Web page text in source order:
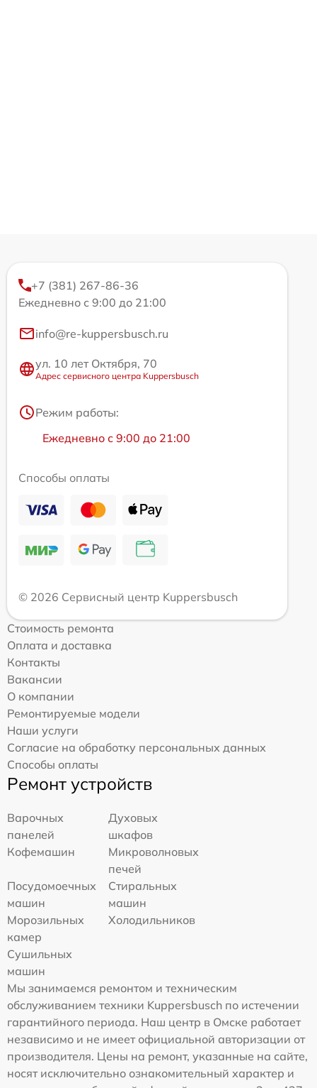
+7 (381) 267-86-36
Ежедневно с 9:00 до 21:00
info@re-kuppersbusch.ru
ул. 10 лет Октября, 70
Адрес сервисного центра Kuppersbusch
Режим работы:
Ежедневно с 9:00 до 21:00
Способы оплаты
© 2026 Сервисный центр Kuppersbusch
Стоимость ремонта
Оплата и доставка
Контакты
Вакансии
О компании
Ремонтируемые модели
Наши услуги
Согласие на обработку персональных данных
Способы оплаты
Ремонт устройств
Варочных
панелей
Духовых
шкафов
Кофемашин
Микроволновых
печей
Посудомоечных
машин
Стиральных
машин
Морозильных
камер
Холодильников
Сушильных
машин
Мы занимаемся ремонтом и техническим
обслуживанием техники Kuppersbusch по истечении
гарантийного периода. Наш центр в Омске работает
независимо и не имеет официальной авторизации от
производителя. Цены на ремонт, указанные на сайте,
носят исключительно ознакомительный характер и